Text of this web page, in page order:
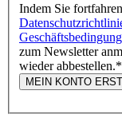
Indem Sie
zum Newsletter
wieder abbestellen.*
MEIN KONTO